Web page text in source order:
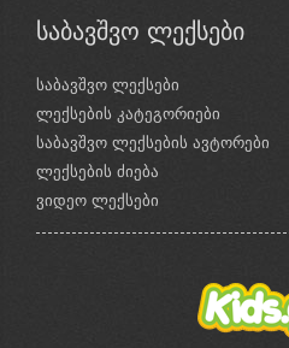
საბავშვო ლექსები
საბავშვო ლექსები
ლექსების კატეგორიები
საბავშვო ლექსების ავტორები
ლექსების ძიება
ვიდეო ლექსები